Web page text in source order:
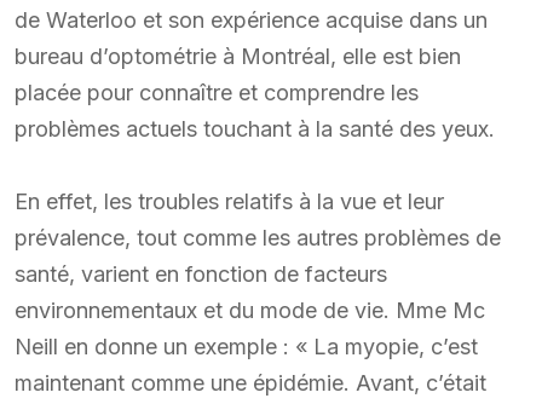
de Waterloo et son expérience acquise dans un
bureau d’optométrie à Montréal, elle est bien
placée pour connaître et comprendre les
problèmes actuels touchant à la santé des yeux.
En effet, les troubles relatifs à la vue et leur
prévalence, tout comme les autres problèmes de
santé, varient en fonction de facteurs
environnementaux et du mode de vie. Mme Mc
Neill en donne un exemple : « La myopie, c’est
maintenant comme une épidémie. Avant, c’était